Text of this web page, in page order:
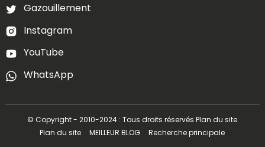
Gazouillement
Instagram
YouTube
WhatsApp
© Copyright - 2010-2024 : Tous droits réservés.Plan du site
Plan du site
MEILLEUR BLOG Recherche principale